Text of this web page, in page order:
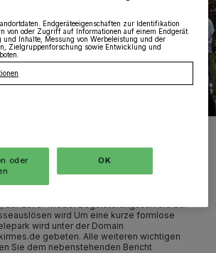
Zwangspause findet am 4. Juni wieder
Auszeit freuen sich alle Beteiligten –
Familie und die Aktiven aus dem
viel Arbeit in die Vorbereitung gesteckt haben
der Klompen-Freunde. Los geht
der zuvor wieder Begeisterungsschreie bei
wird Um eine kurze formlose
wird unter der Domain
gebeten. Alle weiteren wichtigen
Sie dem nebenstehenden Bericht
Endgeräteeigenschaften zur Identifikation
von oder Zugriff auf Informationen auf einem Endgerät.
und Inhalte, Messung von Werbeleistung und der
Zielgruppenforschung sowie Entwicklung und
oder
OK